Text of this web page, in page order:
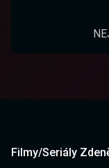
Filmy/Seriály